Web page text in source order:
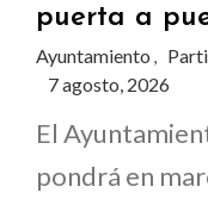
puerta a
Ayuntamiento ,
7 agosto, 2026
El
pondrá en